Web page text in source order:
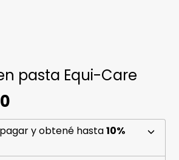
pasta Equi-Care
y obtené hasta10%